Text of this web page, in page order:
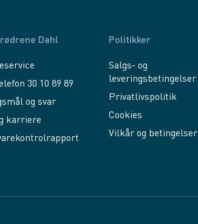
Dahl
30 10 89 89
og svar
karriere
Politikker
Salgs- og
leveringsbetingelser
Privatlivspolitik
Cookies
Vilkår og betingelser